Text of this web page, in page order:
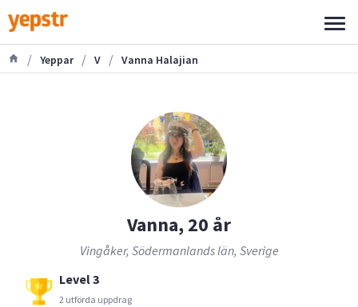
/ Yeppar / V / Vanna Halajian
Vanna, 20 år
Vingåker, Södermanlands län, Sverige
Level 3
2 utförda uppdrag